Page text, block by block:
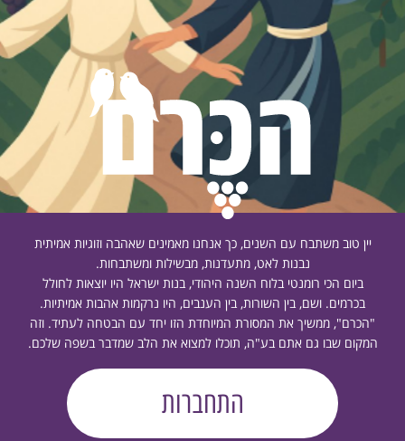
יין טוב משתבח עם השנים, כך אנחנו מאמינים שאהבה וזוגיות אמיתית
נבנות לאט, מתעדנות, מבשילות ומשתבחות.
ביום הכי רומנטי בלוח השנה היהודי, בנות ישראל היו יוצאות לחולל
בכרמים. ושם, בין השורות, בין הענבים, היו נרקמות אהבות אמיתיות.
"הכרם", ממשיך את המסורת המיוחדת הזו יחד עם הבטחה לעתיד. וזה
המקום שבו גם אתם בע"ה, תוכלו למצוא את הלב שמדבר בשפה שלכם.
התחברות